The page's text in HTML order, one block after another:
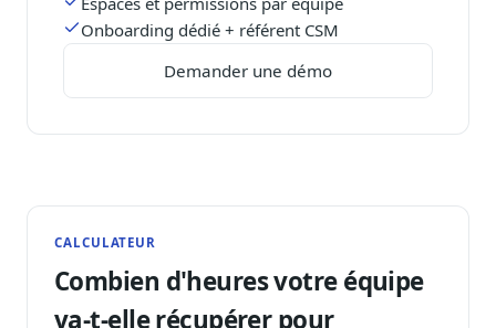
Sécurité
Presse
Onboarding dédié + référent CSM
Demander une démo
CALCULATEUR
Combien d'heures votre équipe
va-t-ellerécupérer pour